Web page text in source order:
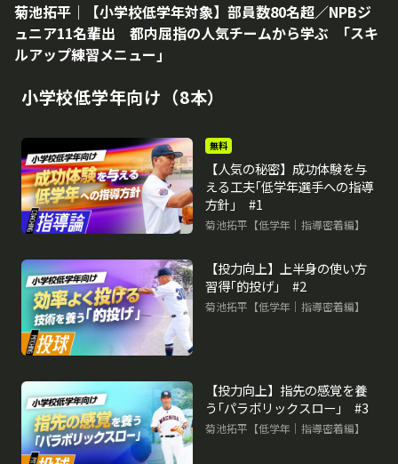
菊池拓平｜【小学校低学年対象】部員数80名超／NPBジ
ュニア11名輩出 都内屈指の人気チームから学ぶ ｢スキ
ルアップ練習メニュー｣
小学校低学年向け（8本）
無料
【人気の秘密】成功体験を与
える工夫｢低学年選手への指導
方針｣ #1
菊池拓平【低学年｜指導密着編】
【投力向上】上半身の使い方
習得｢的投げ｣ #2
菊池拓平【低学年｜指導密着編】
【投力向上】指先の感覚を養
う｢パラボリックスロー｣ #3
菊池拓平【低学年｜指導密着編】